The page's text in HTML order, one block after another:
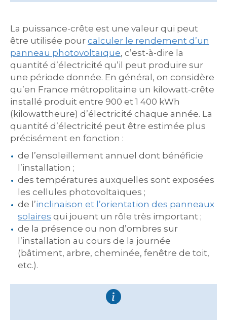
La puissance-crête est une valeur qui peut
être utilisée pour calculer le rendement d’un
panneau photovoltaïque, c’est-à-dire la
quantité d’électricité qu’il peut produire sur
une période donnée. En général, on considère
qu’en France métropolitaine un kilowatt-crête
installé produit entre 900 et 1 400 kWh
(kilowattheure) d’électricité chaque année. La
quantité d’électricité peut être estimée plus
précisément en fonction :
de l’ensoleillement annuel dont bénéficie
l’installation ;
des températures auxquelles sont exposées
les cellules photovoltaïques ;
de l’inclinaison et l’orientation des panneaux
solaires qui jouent un rôle très important ;
de la présence ou non d’ombres sur
l’installation au cours de la journée
(bâtiment, arbre, cheminée, fenêtre de toit,
etc.).